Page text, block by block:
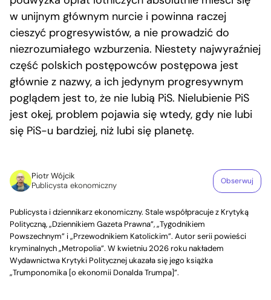
w unijnym głównym nurcie i powinna raczej
cieszyć progresywistów, a nie prowadzić do
niezrozumiałego wzburzenia. Niestety najwyraźniej
część polskich postępowców postępowa jest
głównie z nazwy, a ich jedynym progresywnym
poglądem jest to, że nie lubią PiS. Nielubienie PiS
jest okej, problem pojawia się wtedy, gdy nie lubi
się PiS-u bardziej, niż lubi się planetę.
Piotr Wójcik
Publicysta ekonomiczny
Obserwuj
Publicysta i dziennikarz ekonomiczny. Stale współpracuje z Krytyką
Polityczną, „Dziennikiem Gazeta Prawna”, „Tygodnikiem
Powszechnym” i „Przewodnikiem Katolickim”. Autor serii powieści
kryminalnych „Metropolia”. W kwietniu 2026 roku nakładem
Wydawnictwa Krytyki Politycznej ukazała się jego książka
„Trumponomika [o ekonomii Donalda Trumpa]”.